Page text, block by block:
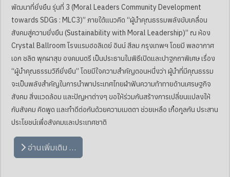
พัฒนาที่ยั่งยืน รุ่นที่ 3 (Moral Leaders Community Development
towards SDGs : MLC3)” ภายใต้แนวคิด “ผู้นำคุณธรรมพลังขับเคลื่อน
สังคมสู่ความยั่งยืน (Sustainability with Moral Leadership)” ณ ห้อง
Crystal Ballroom โรงแรมฮอลิเดย์ อินน์ สีลม กรุงเทพฯ โดยมี พลอากาศ
เอก ชลิต พุกผาสุข องคมนตรี เป็นประธานในพิธีเปิดและปาฐกถาพิเศษ เรื่อง
“ผู้นำคุณธรรมวิถียั่งยืน” โดยมีใจความสำคัญตอนหนึ่งว่า ผู้นำที่มีคุณธรรม
จะเป็นพลังสำคัญในการนำพาประเทศไทยฝ่าฟันความท้าทายด้านเศรษฐกิจ
สังคม สิ่งแวดล้อม และปัญหาต่างๆ ขอให้ร่วมกันสร้างการเปลี่ยนแปลงให้
กับสังคม คิดพูด และทำดีต่อกันด้วยความเมตตา ช่วยเหลือ เกื้อกูลกัน ประสาน
ประโยชน์เพื่อสังคมและประเทศชาติ
อ่านเพิ่มเติม …